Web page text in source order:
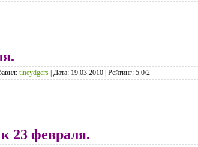
tineydgers | Дата: 19.03.2010 | Рейтинг: 5.0/2
23 февраля.